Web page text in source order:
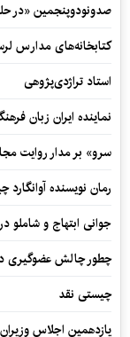
صدونودوپنجمین «در
کتابخانه‌های مدارس
استاد تراژدی‌پژوهی
نماینده ایران زبان
سرو» بر مدار روایت
رمان نویسنده آوانگارد
جوانی ابتهاج و شاملو
چطور چالش عضوگیری در
چیستی نقد
یازدهمین اجلاس